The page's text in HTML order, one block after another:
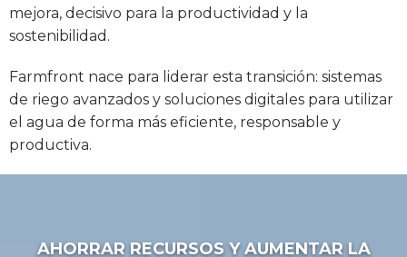
mejora, decisivo para la productividad y la
sostenibilidad.
Farmfront nace para liderar esta transición: sistemas
de riego avanzados y soluciones digitales para utilizar
el agua de forma más eficiente, responsable y
productiva.
AHORRAR RECURSOS Y AUMENTAR LA